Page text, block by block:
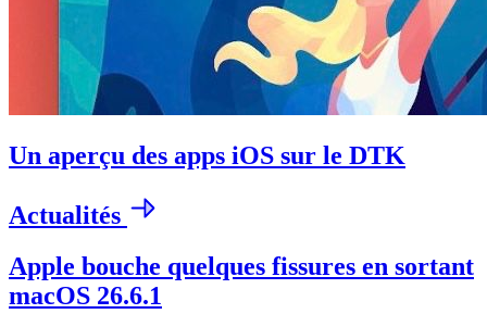
Un aperçu des apps iOS sur le DTK
Actualités
Apple bouche quelques fissures en sortant
macOS 26.6.1